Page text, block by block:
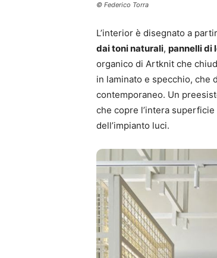
© Federico Torra
L’interior è disegnato a
dai toni naturali, pannelli di
organico di Artknit che
in laminato e specchio, che
contemporaneo. Un
che copre l’intera
dell’impianto luci.